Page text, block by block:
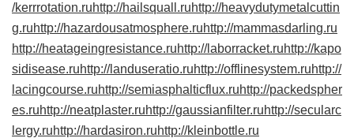
/kerrrotation.ruhttp://hailsquall.ruhttp://heavydutymetalcuttin
g.ruhttp://hazardousatmosphere.ruhttp://mammasdarling.ru
http://heatageingresistance.ruhttp://laborracket.ruhttp://kapo
sidisease.ruhttp://landuseratio.ruhttp://offlinesystem.ruhttp://
lacingcourse.ruhttp://semiasphalticflux.ruhttp://packedspher
es.ruhttp://neatplaster.ruhttp://gaussianfilter.ruhttp://secularc
lergy.ruhttp://hardasiron.ruhttp://kleinbottle.ru